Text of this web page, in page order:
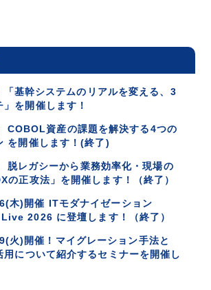
基幹システムのリアルを変える、3
を開催します！
COBOL資産の課題を解決する4つの
を開催します！(終了)
脱レガシーから業務効率化・現場の
の正攻法」を開催します！（終了）
木)開催 ITモダナイゼーション
2026 に登壇します！（終了）
火)開催！マイグレーション手法と
について紹介するセミナーを開催し